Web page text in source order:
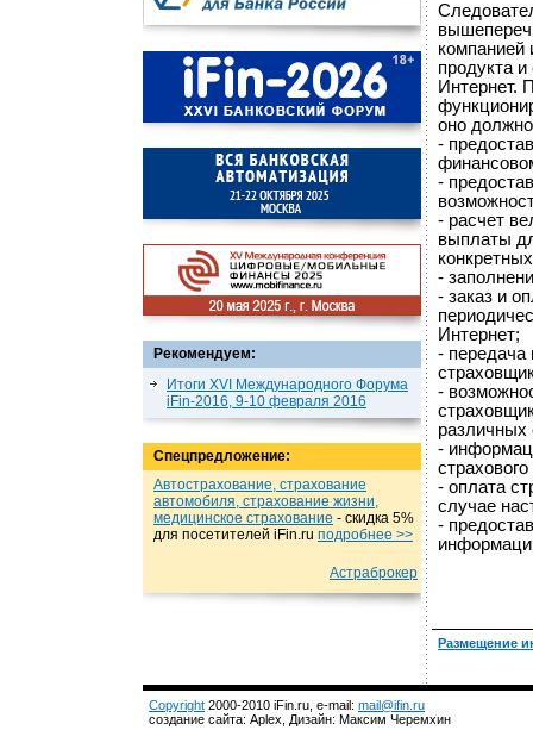
Рекомендуем:
Итоги XVI Международного Форума
iFin-2016, 9-10 февраля 2016
Спецпредложение:
Автострахование, страхование
автомобиля, страхование жизни,
медицинское страхование - cкидка 5%
для посетителей iFin.ru подробнеe >>
Астраброкер
компанией
продукта
Интернет.
оно
-
-
- расчет
выплаты
-
- заказ и
Интернет;
- передача
-
различных
-
- оплата
случае
-
Размещение
Copyright 2000-2010 iFin.ru, e-mail: mail@ifin.ru
создание сайта: Aplex, Дизайн: Максим Черемхин